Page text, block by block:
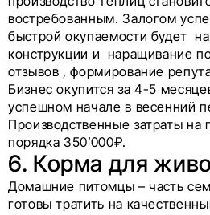
востребованным. Залогом
быстрой окупаемости будет
конструкции и наращивание
отзывов , формирование
Бизнес окупится за 4-5
успешном начале в весенний
Производственные затраты на
порядка 350’000₽.
6. Корма для
Домашние питомцы – часть
готовы тратить на